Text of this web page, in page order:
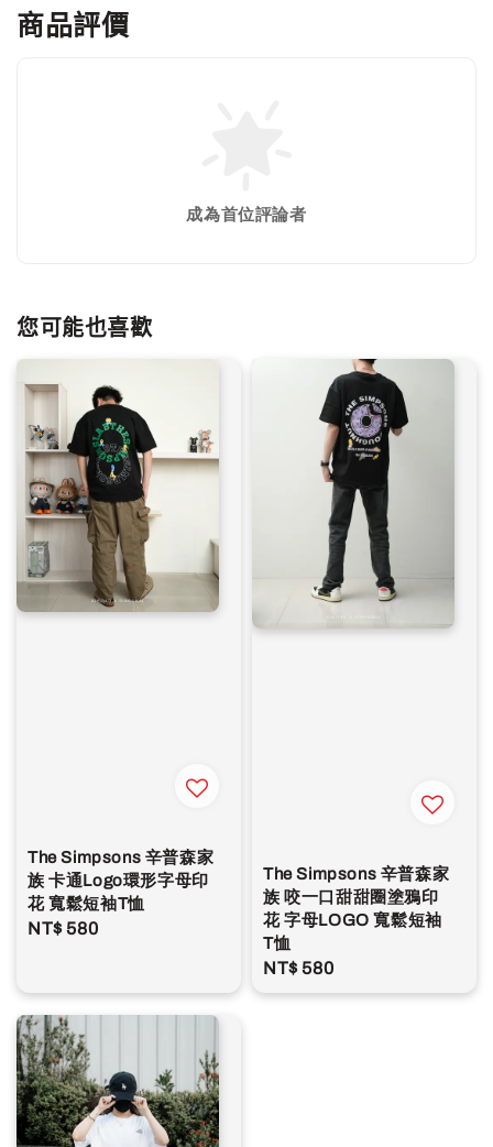
商品評價
成為首位評論者
您可能也喜歡
The Simpsons 辛普森家
族 卡通Logo環形字母印
花 寬鬆短袖T恤
Regular
NT$ 580
The Simpsons 辛普森家
族 咬一口甜甜圈塗鴉印
花 字母LOGO 寬鬆短袖
T恤
Regular
price
NT$ 580